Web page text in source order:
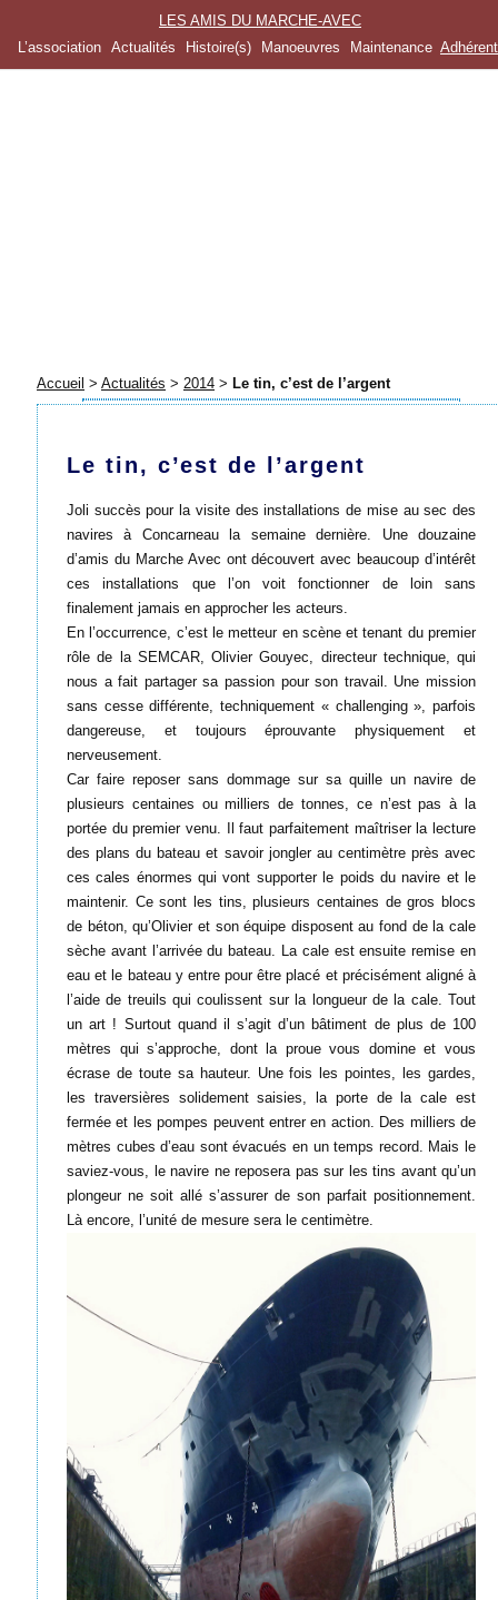
LES AMIS DU MARCHE-AVEC
L’association
Actualités Histoire(s) Manoeuvres Maintenance
Accueil > Actualités > 2014 > Le tin, c’est de l’argent
Le tin, c’est de l’argent
Joli succès pour la visite des installations de mise au sec des
navires à Concarneau la semaine dernière. Une douzaine
d’amis du Marche Avec ont découvert avec beaucoup d’intérêt
ces installations que l’on voit fonctionner de loin sans
finalement jamais en approcher les acteurs.
En l’occurrence, c’est le metteur en scène et tenant du premier
rôle de la SEMCAR, Olivier Gouyec, directeur technique, qui
nous a fait partager sa passion pour son travail. Une mission
sans cesse différente, techniquement « challenging », parfois
dangereuse, et toujours éprouvante physiquement et
nerveusement.
Car faire reposer sans dommage sur sa quille un navire de
plusieurs centaines ou milliers de tonnes, ce n’est pas à la
portée du premier venu. Il faut parfaitement maîtriser la lecture
des plans du bateau et savoir jongler au centimètre près avec
ces cales énormes qui vont supporter le poids du navire et le
maintenir. Ce sont les tins, plusieurs centaines de gros blocs
de béton, qu’Olivier et son équipe disposent au fond de la cale
sèche avant l’arrivée du bateau. La cale est ensuite remise en
eau et le bateau y entre pour être placé et précisément aligné à
l’aide de treuils qui coulissent sur la longueur de la cale. Tout
un art ! Surtout quand il s’agit d’un bâtiment de plus de 100
mètres qui s’approche, dont la proue vous domine et vous
écrase de toute sa hauteur. Une fois les pointes, les gardes,
les traversières solidement saisies, la porte de la cale est
fermée et les pompes peuvent entrer en action. Des milliers de
mètres cubes d’eau sont évacués en un temps record. Mais le
saviez-vous, le navire ne reposera pas sur les tins avant qu’un
plongeur ne soit allé s’assurer de son parfait positionnement.
Là encore, l’unité de mesure sera le centimètre.